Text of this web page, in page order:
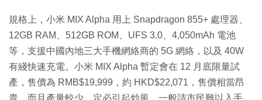
規格上，小米 MIX Alpha 用上 Snapdragon 855+ 處理器、
12GB RAM、512GB ROM、UFS 3.0、4,050mAh 電池
等，支援中國內地三大手機網絡商的 5G 網絡，以及 40W
有綫快速充電。小米 MIX Alpha 暫定會在 12 月底限量試
產，售價為 RMB$19,999，約 HKD$22,071，售價相當昂
貴，而且產量較少，定必引起炒風，一般請市民難以入手，